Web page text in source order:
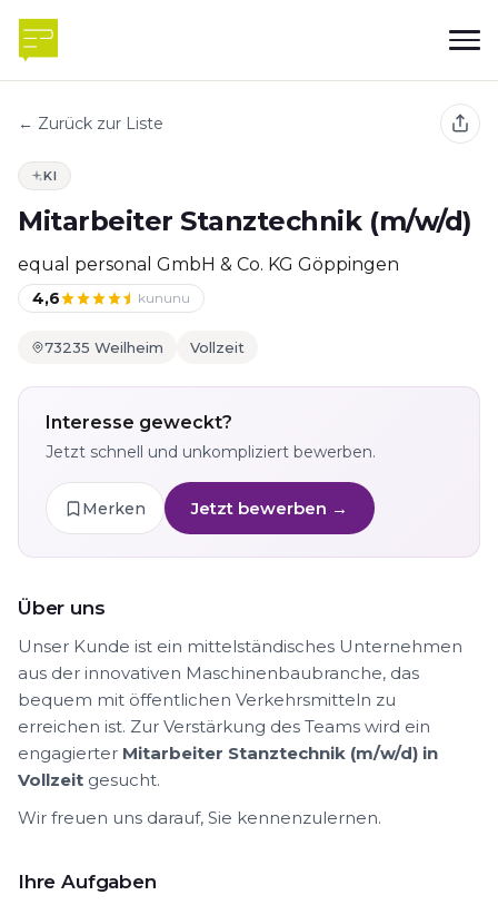
← Zurück zur Liste
KI
Mitarbeiter Stanztechnik (m/w/d)
equal personal GmbH & Co. KG Göppingen
4,6 kununu
73235 Weilheim Vollzeit
Interesse geweckt?
Jetzt schnell und unkompliziert bewerben.
Merken Jetzt bewerben →
Über uns
Unser Kunde ist ein mittelständisches Unternehmen
aus der innovativen Maschinenbaubranche, das
bequem mit öffentlichen Verkehrsmitteln zu
erreichen ist. Zur Verstärkung des Teams wird ein
engagierter Mitarbeiter Stanztechnik (m/w/d) in
Vollzeit gesucht.
Wir freuen uns darauf, Sie kennenzulernen.
Ihre Aufgaben